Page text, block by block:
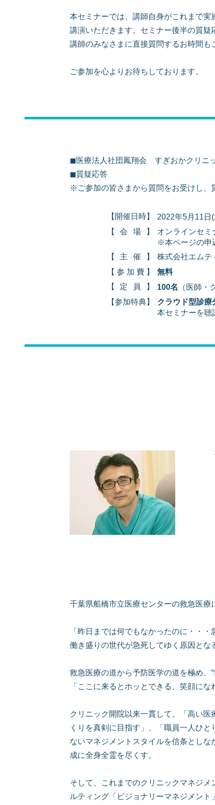
本セミナーでは、講師自身がこれまで
講演いただきます。セミナー後半の質
講師のみなさまに直接質問するお時間も
ご参加を心よりお待ちしております。
◼医療法人社団鳳翔会 すぎおかクリニ
◼質疑応答
※ご参加の皆さまから質問をお受けし、
【開催日時】
2022年5月11日
【会場】
オンラインセミ
※本ページの申
【主催】
株式会社エムテ
【参加費】
無料
【定員】
100名 （医師・
【参加特典】
クラウド型診療
本セミナーを聴
千葉県船橋市立医療センターの救急医療
「昨日までは何でもなかったのに・・
働き盛りの世代が急死してゆく原因とな
救急医療の道から予防医学の道を極め、
「ここに来るとホッとできる、笑顔に
クリニック開院以来一貫して、「高い
くりを真剣に目指す」、「職員一人ひ
ないマネジメントスタイルを信条とし
成に全身全霊を尽くす。
そして、これまでのクリニックマネジ
ルティング「ビジョナリーマネジメン